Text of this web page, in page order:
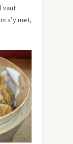
vaut
s’y met,